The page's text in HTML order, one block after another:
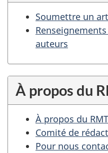
Soumettre un
auteurs
À propos du
À propos du
Comité de
Pour nous